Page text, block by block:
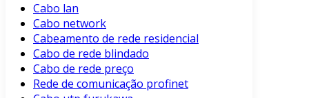
Cabo lan
Cabo network
Cabeamento de rede residencial
Cabo de rede blindado
Cabo de rede preço
Rede de comunicação profinet